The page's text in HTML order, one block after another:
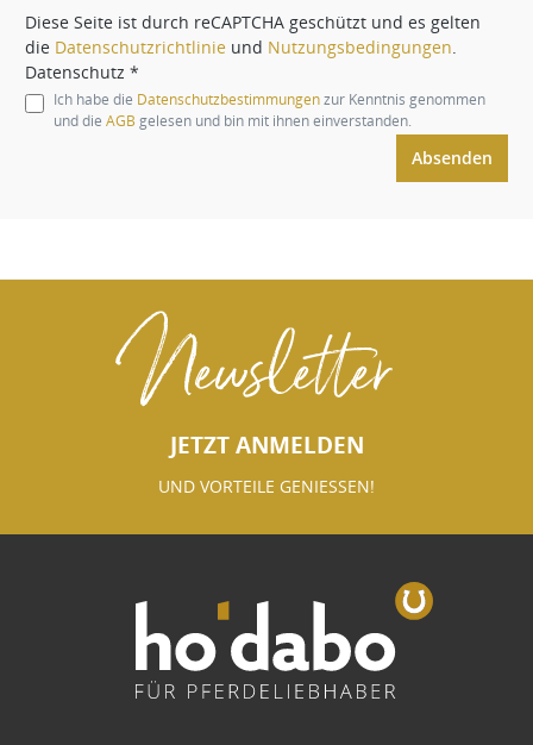
Diese Seite ist durch reCAPTCHA geschützt und es gelten
die Datenschutzrichtlinie und Nutzungsbedingungen.
Datenschutz *
Ich habe die Datenschutzbestimmungenzur Kenntnis genommen
und die AGB gelesen und bin mit ihnen einverstanden.
Absenden
Newsletter
JETZT ANMELDEN
UND VORTEILE GENIESSEN!